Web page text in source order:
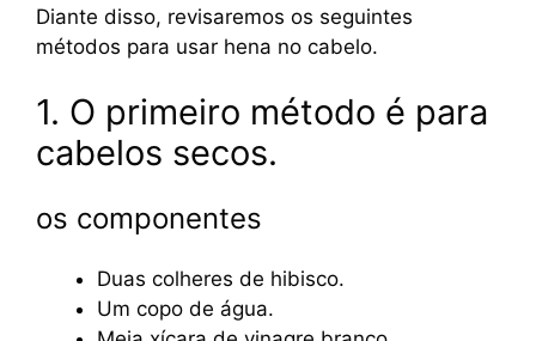
Diante disso, revisaremos os seguintes
métodos para usar hena no cabelo.
1. O primeiro método é para
cabelos secos.
os componentes
Duas colheres de hibisco.
Um copo de água.